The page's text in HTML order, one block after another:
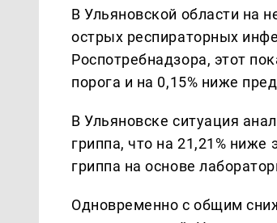
В Ульяновской области на
острых респираторных
Роспотребнадзора, этот
порога и на 0,15% ниже
В Ульяновске ситуация
гриппа, что на 21,21%
гриппа на основе
Одновременно с общим